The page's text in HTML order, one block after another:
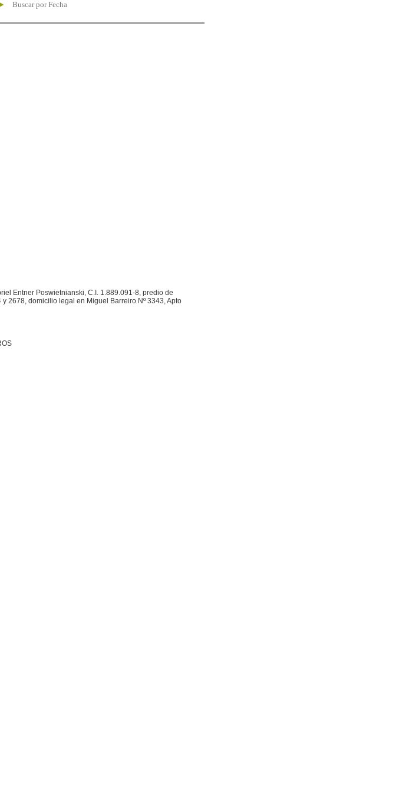
Buscar por Fecha
Entner Poswietnianski, C.I. 1.889.091-8, predio de
y 2678, domicilio legal en Miguel Barreiro Nº 3343, Apto